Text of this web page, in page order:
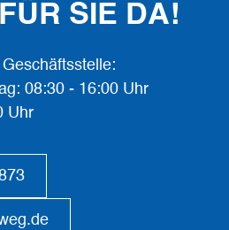
SIE DA!
08:30 - 16:00 Uhr
Uhr